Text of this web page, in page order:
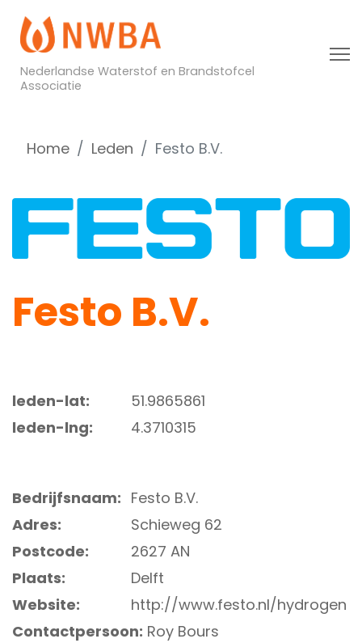
Nederlandse Waterstof en Brandstofcel
Associatie
Home Leden Festo B.V.
Festo B.V.
leden-lat:
51.9865861
leden-lng:
4.3710315
Bedrijfsnaam: Festo B.V.
Adres:
Schieweg 62
Postcode:
2627 AN
Plaats:
Delft
Website:
http://www.festo.nl/hydrogen
Contactpersoon: Roy Bours